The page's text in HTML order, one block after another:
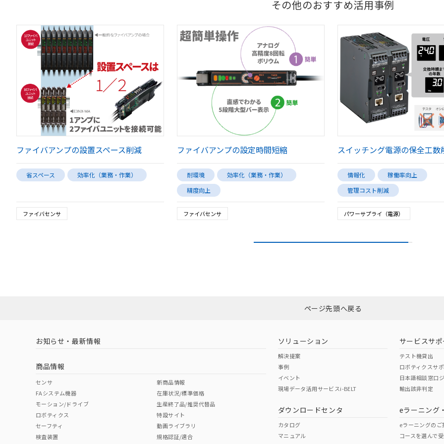
その他のおすすめ活用事例
ファイバアンプの設置スペース削減
省スペース 効率化（業務・作業）
ファイバセンサ
ファイバアンプの設定時間短縮
耐環境
効率化（業務・作業）
精度向上
ファイバセンサ
スイッチング電源の保全工数
情報化
稼働率向上
管理コスト削減
パワーサプライ（電源）
ページ先頭へ戻る
お知らせ・最新情報
商品情報
センサ
FAシステム機器
モーション/ドライブ
ロボティクス
セーフティ
検査装置
新商品情報
在庫状況/標準価格
生産終了品/推奨代替品
特設サイト
動画ライブラリ
規格認証/適合
ソリューション
解決提案
事例
イベント
現場データ活用サービスi-BELT
ダウンロードセンタ
カタログ
マニュアル
サービスサ
テスト機貸出
ロボティクスサ
日本語相談窓口
輸出該非判定
eラーニング
eラーニングのご
コースを選んで